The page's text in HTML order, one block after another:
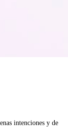
intenciones y de